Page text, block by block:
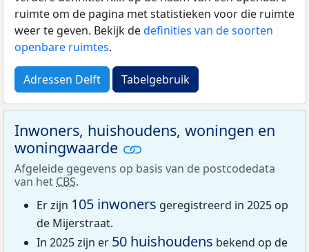
ruimte om de pagina met statistieken voor die ruimte
weer te geven. Bekijk dedefinities van de soorten
openbare ruimtes.
Adressen Delft Tabelgebruik
Inwoners, huishoudens, woningen en
woningwaarde
Afgeleide gegevens op basis van de postcodedata
van het CBS.
Er zijn 105 inwoners geregistreerd in 2025 op
de Mijerstraat.
In 2025 zijn er 50 huishoudens bekend op de